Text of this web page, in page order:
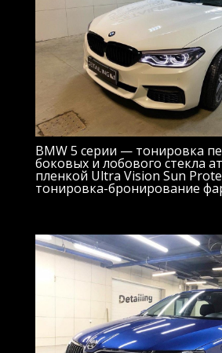
BMW 5 серии — тонировка
боковых и лобового стекла
пленкой Ultra Vision Sun
тонировка-бронирование